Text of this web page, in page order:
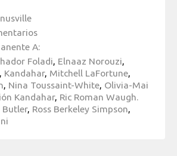
A:
Foladi, Elnaaz Norouzi,
, Kandahar, Mitchell LaFortune,
, Nina Toussaint-White, Olivia-Mai
Kandahar, Ric Roman Waugh.
Butler, Ross Berkeley Simpson,